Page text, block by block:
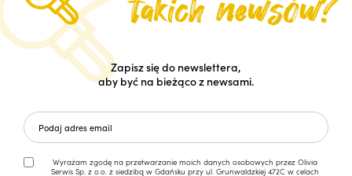
Zapisz się do newslettera,
aby być na bieżąco z newsami.
Wyrażam zgodę na przetwarzanie moich danych osobowych przez Olivia
Serwis Sp. z o.o. z siedzibą w Gdańsku przy ul. Grunwaldzkiej 472C w celach